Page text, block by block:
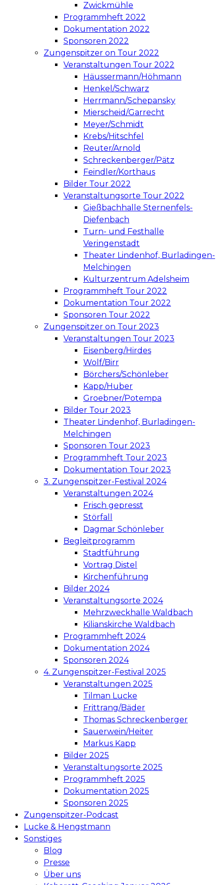
Zwickmühle
Programmheft 2022
Dokumentation 2022
Sponsoren 2022
Zungenspitzer on Tour 2022
Veranstaltungen Tour 2022
Häussermann/Höhmann
Henkel/Schwarz
Herrmann/Schepansky
Mierscheid/Garrecht
Meyer/Schmidt
Krebs/Hitschfel
Reuter/Arnold
Schreckenberger/Pätz
Feindler/Korthaus
Bilder Tour 2022
Veranstaltungsorte Tour 2022
Gießbachhalle Sternenfels-
Diefenbach
Turn- und Festhalle
Veringenstadt
Theater Lindenhof, Burladingen-
Melchingen
Kulturzentrum Adelsheim
Programmheft Tour 2022
Dokumentation Tour 2022
Sponsoren Tour 2022
Zungenspitzer on Tour 2023
Veranstaltungen Tour 2023
Eisenberg/Hirdes
Wolf/Birr
Börchers/Schönleber
Kapp/Huber
Groebner/Potempa
Bilder Tour 2023
Theater Lindenhof, Burladingen-
Melchingen
Sponsoren Tour 2023
Programmheft Tour 2023
Dokumentation Tour 2023
3. Zungenspitzer-Festival 2024
Veranstaltungen 2024
Frisch gepresst
Störfall
Dagmar Schönleber
Begleitprogramm
Stadtführung
Vortrag Distel
Kirchenführung
Bilder 2024
Veranstaltungsorte 2024
Mehrzweckhalle Waldbach
Kilianskirche Waldbach
Programmheft 2024
Dokumentation 2024
Sponsoren 2024
4. Zungenspitzer-Festival 2025
Veranstaltungen 2025
Tilman Lucke
Frittrang/Bäder
Thomas Schreckenberger
Sauerwein/Heiter
Markus Kapp
Bilder 2025
Veranstaltungsorte 2025
Programmheft 2025
Dokumentation 2025
Sponsoren 2025
Zungenspitzer-Podcast
Lucke & Hengstmann
Sonstiges
Blog
Presse
Über uns